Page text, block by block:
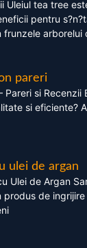
Uleiul tea tree
pentru
frunzele arborelui
pareri
Pareri si Recenzii
si eficiente?
ulei de argan
Ulei de Argan
produs de